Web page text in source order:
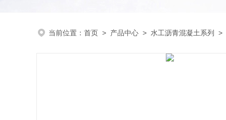
当前位置： 首页 > 产品中心 > 水工沥青混凝土系列 >